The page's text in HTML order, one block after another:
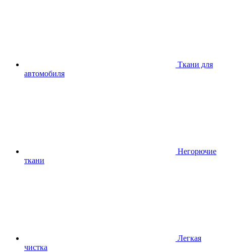
Ткани для
автомобиля
Негорючие
ткани
Легкая
чистка